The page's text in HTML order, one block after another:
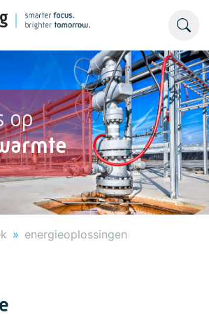
op
energieoplossingen